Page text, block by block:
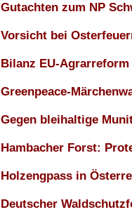
Gutachten zum NP
Vorsicht bei
Bilanz EU-Agrarreform
Greenpeace-
Gegen bleihaltige
Hambacher Forst:
Holzengpass in
Deutscher